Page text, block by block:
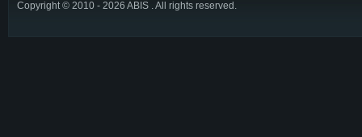
Copyright © 2010 - 2026 ABIS . All rights reserved.